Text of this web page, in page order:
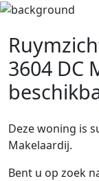
3604 DC
Deze woning is
Makelaardij.
Bent u op zoek